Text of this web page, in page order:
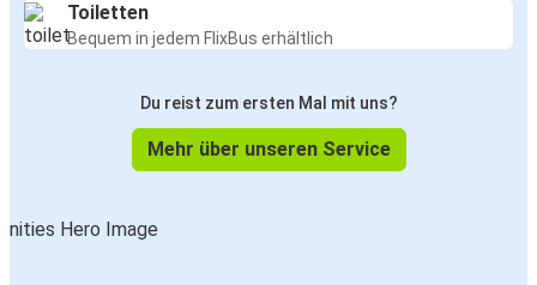
Toiletten
Bequem in jedem FlixBus erhältlich
Du reist zum ersten Mal mit uns?
Mehr über unseren Service